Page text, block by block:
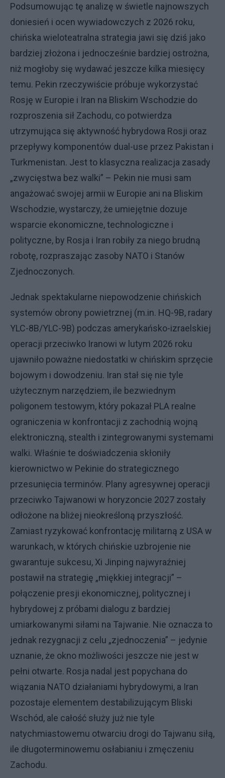
Podsumowując tę analizę w świetle najnowszych
doniesień i ocen wywiadowczych z 2026 roku,
chińska wieloteatralna strategia jawi się dziś jako
bardziej złożona i jednocześnie bardziej ostrożna,
niż mogłoby się wydawać jeszcze kilka miesięcy
temu. Pekin rzeczywiście próbuje wykorzystać
Rosję w Europie i Iran na Bliskim Wschodzie do
rozproszenia sił Zachodu, co potwierdza
utrzymująca się aktywność hybrydowa Rosji oraz
przepływy komponentów dual-use przez Pakistan i
Turkmenistan. Jest to klasyczna realizacja zasady
„zwycięstwa bez walki” – Pekin nie musi sam
angażować swojej armii w Europie ani na Bliskim
Wschodzie, wystarczy, że umiejętnie dozuje
wsparcie ekonomiczne, technologiczne i
polityczne, by Rosja i Iran robiły za niego brudną
robotę, rozpraszając zasoby NATO i Stanów
Zjednoczonych.
Jednak spektakularne niepowodzenie chińskich
systemów obrony powietrznej (m.in. HQ-9B, radary
YLC-8B/YLC-9B) podczas amerykańsko-izraelskiej
operacji przeciwko Iranowi w lutym 2026 roku
ujawniło poważne niedostatki w chińskim sprzęcie
bojowym i dowodzeniu. Iran stał się nie tyle
użytecznym narzędziem, ile bezwiednym
poligonem testowym, który pokazał PLA realne
ograniczenia w konfrontacji z zachodnią wojną
elektroniczną, stealth i zintegrowanymi systemami
walki. Właśnie te doświadczenia skłoniły
kierownictwo w Pekinie do strategicznego
przesunięcia terminów. Plany agresywnej operacji
przeciwko Tajwanowi w horyzoncie 2027 zostały
odłożone na bliżej nieokreśloną przyszłość.
Zamiast ryzykować konfrontację militarną z USA w
warunkach, w których chińskie uzbrojenie nie
gwarantuje sukcesu, Xi Jinping najwyraźniej
postawił na strategię „miękkiej integracji” –
połączenie presji ekonomicznej, politycznej i
hybrydowej z próbami dialogu z bardziej
umiarkowanymi siłami na Tajwanie. Nie oznacza to
jednak rezygnacji z celu „zjednoczenia” – jedynie
uznanie, że okno możliwości jeszcze nie jest w
pełni otwarte. Rosja nadal jest popychana do
wiązania NATO działaniami hybrydowymi, a Iran
pozostaje elementem destabilizującym Bliski
Wschód, ale całość służy już nie tyle
natychmiastowemu otwarciu drogi do Tajwanu siłą,
ile długoterminowemu osłabianiu i zmęczeniu
Zachodu.